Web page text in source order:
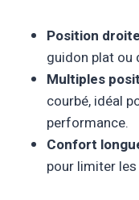
Position
guidon plat ou
Multiples
courbé, idéal
performance.
Confort
pour limiter